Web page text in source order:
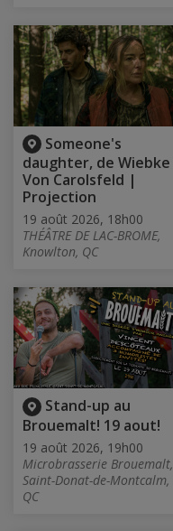
Someone's
daughter, de Wiebke
Von Carolsfeld |
Projection
19 août 2026, 18h00
THÉÂTRE DE LAC-BROME,
Knowlton, QC
Stand-up au
Brouemalt! 19 aout!
19 août 2026, 19h00
Microbrasserie Brouemalt,
Saint-Donat-de-Montcalm,
QC